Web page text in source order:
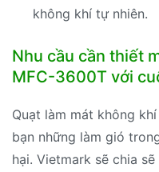
không khí tự nhiên.
Nhu cầu cần thiết
MFC-3600T với
Quạt làm mát không
bạn những làm gió
hại. Vietmark sẽ chia